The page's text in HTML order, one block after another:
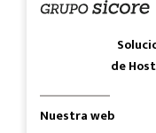
de
Nuestra web